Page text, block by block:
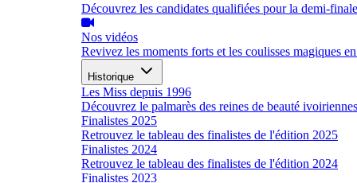
Découvrez les candidates qualifiées pour la demi-finale
Nos vidéos
Revivez les moments forts et les coulisses magiques
Historique
Les Miss depuis 1996
Découvrez le palmarès des reines de beauté ivoiriennes
Finalistes 2025
Retrouvez le tableau des finalistes de l'édition 2025
Finalistes 2024
Retrouvez le tableau des finalistes de l'édition 2024
Finalistes 2023